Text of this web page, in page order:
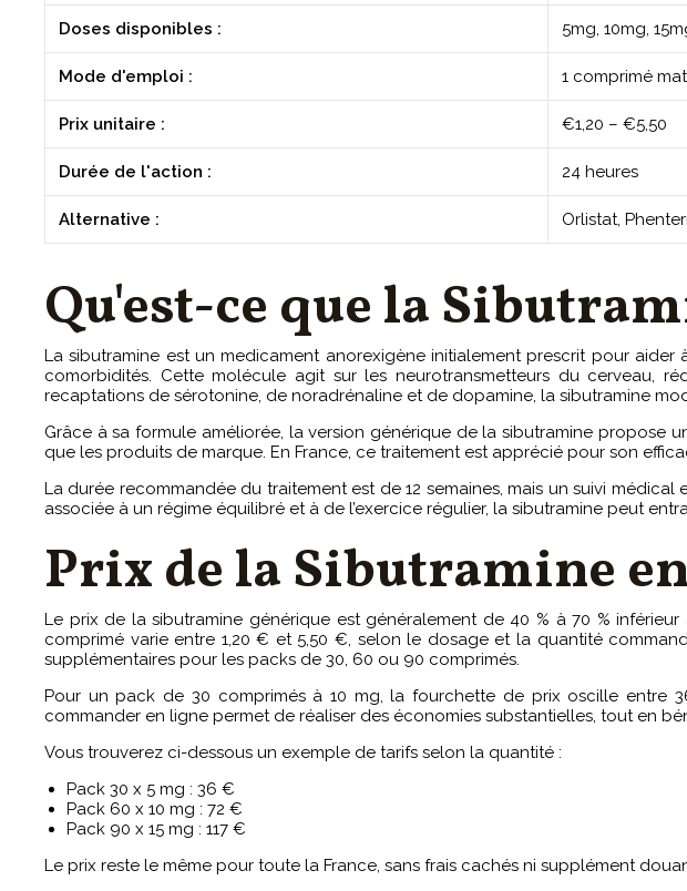
Doses disponibles : 5mg, 10mg,
Mode d'emploi : 1 comprimé
Prix unitaire : €1,20 – €5,50
Durée de l'action : 24 heures
Alternative : Orlistat,
Qu'est-ce que la
La sibutramine est un medicament anorexigène initialement prescrit pour
comorbidités. Cette molécule agit sur les neurotransmetteurs du cerveau,
recaptations de sérotonine, de noradrénaline et de dopamine, la sibutramine
Grâce à sa formule améliorée, la version générique de la sibutramine
que les produits de marque. En France, ce traitement est apprécié pour son
La durée recommandée du traitement est de 12 semaines, mais un suivi
associée à un régime équilibré et à de l’exercice régulier, la sibutramine peut
Prix de la Sibutramine
Le prix de la sibutramine générique est généralement de 40 % à 70 %
comprimé varie entre 1,20 € et 5,50 €, selon le dosage et la quantité
supplémentaires pour les packs de 30, 60 ou 90 comprimés.
Pour un pack de 30 comprimés à 10 mg, la fourchette de prix oscille entre
commander en ligne permet de réaliser des économies substantielles, tout en
Vous trouverez ci-dessous un exemple de tarifs selon la quantité :
Pack 30 x 5 mg : 36 €
Pack 60 x 10 mg : 72 €
Pack 90 x 15 mg : 117 €
Le prix reste le même pour toute la France, sans frais cachés ni supplément